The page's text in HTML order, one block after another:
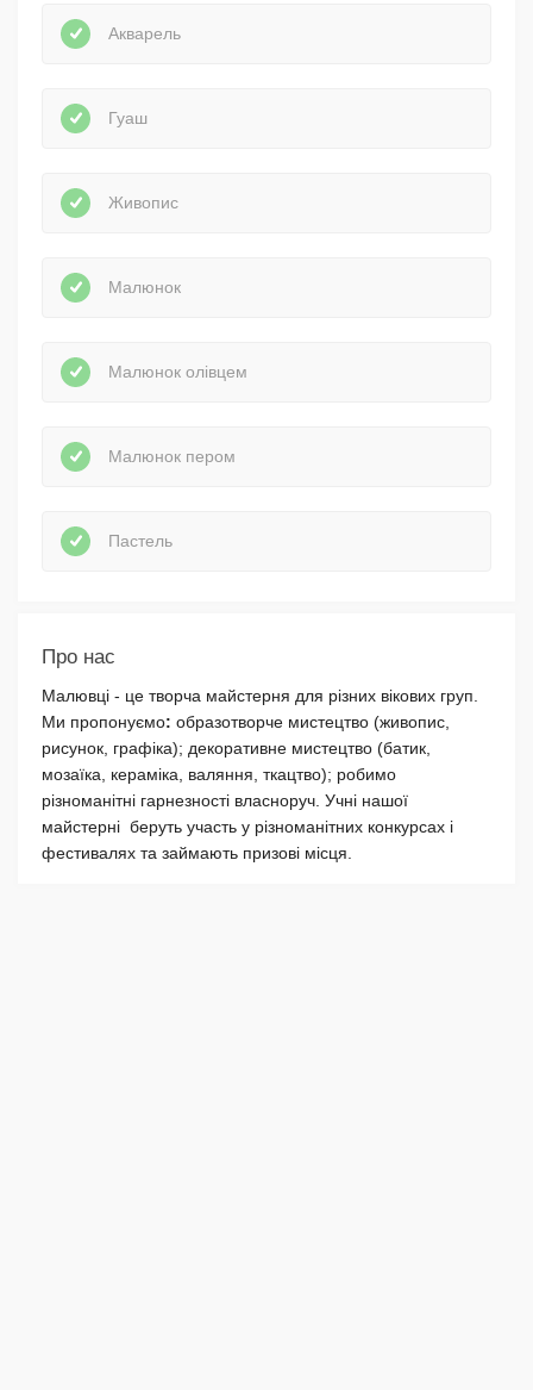
Акварель
Гуаш
Живопис
Малюнок
Малюнок олівцем
Малюнок пером
Пастель
Про нас
Малювці - це творча майстерня для різних вікових груп.
Ми пропонуємо: образотворче мистецтво (живопис,
рисунок, графіка); декоративне мистецтво (батик,
мозаїка, кераміка, валяння, ткацтво); робимо
різноманітні гарнезності власноруч. Учні нашої
майстерні беруть участь у різноманітних конкурсах і
фестивалях та займають призові місця.